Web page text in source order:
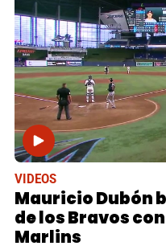
VIDEOS
Mauricio Dubón
de los Bravos
Marlins